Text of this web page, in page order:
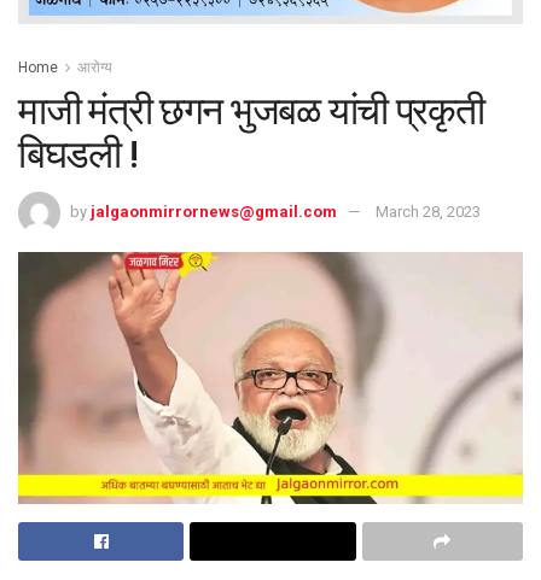
Home आरोग्य
माजी मंत्री छगन भुजबळ यांची प्रकृती
बिघडली !
by jalgaonmirrornews@gmail.com March 28, 2023